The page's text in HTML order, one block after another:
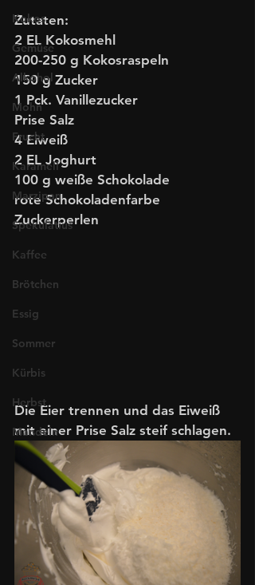
Kokos
Gemüse
Alkohol
Mohn
Frucht
Karamell
Marzipan
Spekulatius
Kaffee
Brötchen
Essig
Sommer
Kürbis
Herbst
Mandeln
Zutaten:
2 EL Kokosmehl
200-250 g Kokosraspeln
150 g Zucker
1 Pck. Vanillezucker
Prise Salz
4 Eiweiß
2 EL Joghurt
100 g weiße Schokolade
rote Schokoladenfarbe
Zuckerperlen
Die Eier trennen und das Eiweiß
mit einer Prise Salz steif schlagen.